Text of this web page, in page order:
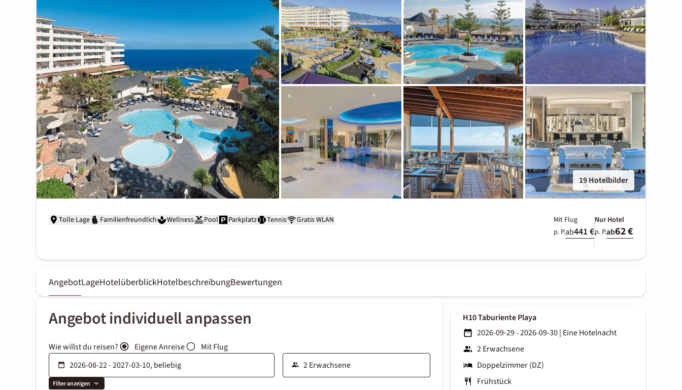
19 Hotelbilder
Tolle Lage Familienfreundlich Wellness Pool Parkplatz Tennis Gratis WLAN
Mit Flug
p. P.ab441 €
Nur Hotel
p. P.ab62 €
AngebotLageHotelüberblickHotelbeschreibungBewertungen
Angebot individuell anpassen
Wie willst du reisen? Eigene Anreise Mit Flug
Filter anzeigen
H10 Taburiente Playa
2026-09-29 - 2026-09-30| Eine Hotelnacht
2 Erwachsene
Doppelzimmer (DZ)
Frühstück